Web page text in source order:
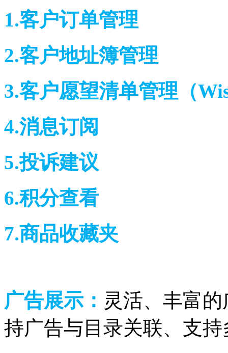
1.客户订单管理
2.客户地址簿管理
3.客户愿望清单管理
4.消息订阅
5.投诉建议
6.积分查看
7.商品收藏夹
广告展示： 灵活、丰富
持广告与目录关联、支